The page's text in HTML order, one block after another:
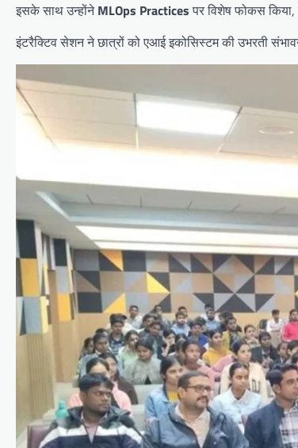
इसके साथ उन्होंनेMLOps Practicesपर विशेष फोकस
इंटरैक्टिव सेशन ने छात्रों को एआई इकोसिस्टम की उभरती